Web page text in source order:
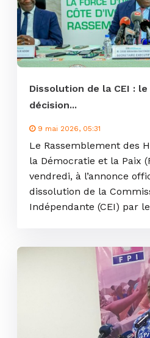
Dissolution de la CEI : le
décision...
9 mai 2026, 05:31
Le Rassemblement des
la Démocratie et la Paix
vendredi, à l’annonce
dissolution de la
Indépendante (CEI) par